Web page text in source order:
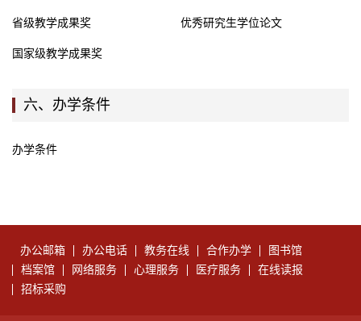
省级教学成果奖 优秀研究生学位论文
国家级教学成果奖
六、办学条件
办学条件
办公邮箱 办公电话 教务在线 合作办学
图书馆
档案馆
网络服务 心理服务 医疗服务
在线读报
招标采购